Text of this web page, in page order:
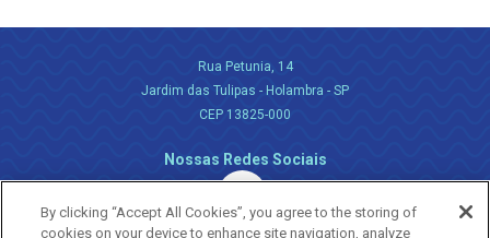
Rua Petunia, 14
Jardim das Tulipas - Holambra - SP
CEP 13825-000
Nossas Redes Sociais
By clicking “Accept All Cookies”, you agree to the storing of
cookies on your device to enhance site navigation, analyze